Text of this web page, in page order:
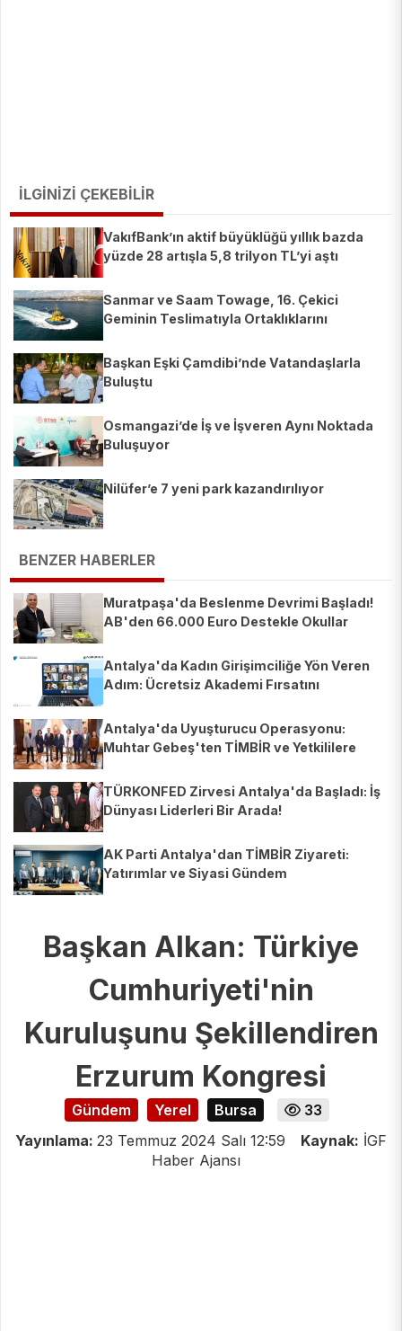
İLGİNİZİ ÇEKEBİLİR
VakıfBank’ın aktif büyüklüğü yıllık bazda
yüzde 28 artışla 5,8 trilyon TL’yi aştı
Sanmar ve Saam Towage, 16. Çekici
Geminin Teslimatıyla Ortaklıklarını
Başkan Eşki Çamdibi’nde Vatandaşlarla
Buluştu
Osmangazi’de İş ve İşveren Aynı Noktada
Buluşuyor
Nilüfer’e 7 yeni park kazandırılıyor
BENZER HABERLER
Muratpaşa'da Beslenme Devrimi Başladı!
AB'den 66.000 Euro Destekle Okullar
Antalya'da Kadın Girişimciliğe Yön Veren
Adım: Ücretsiz Akademi Fırsatını
Antalya'da Uyuşturucu Operasyonu:
Muhtar Gebeş'ten TİMBİR ve Yetkililere
TÜRKONFED Zirvesi Antalya'da Başladı: İş
Dünyası Liderleri Bir Arada!
AK Parti Antalya'dan TİMBİR Ziyareti:
Yatırımlar ve Siyasi Gündem
Başkan Alkan: Türkiye
Cumhuriyeti'nin
Kuruluşunu Şekillendiren
Erzurum Kongresi
Gündem Yerel Bursa
33
Yayınlama: 23 Temmuz 2024 Salı 12:59 Kaynak: İGF
Haber Ajansı